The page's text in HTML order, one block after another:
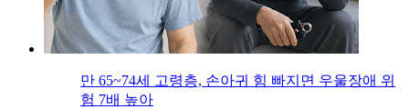
만 65~74세 고령층, 손아귀 힘 빠지면 우울장애 위
험 7배 높아